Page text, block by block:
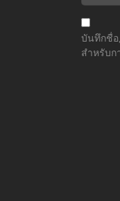
ตอนที่ 47
ตอนที่
บันทึกชื่อ
สำหรับก